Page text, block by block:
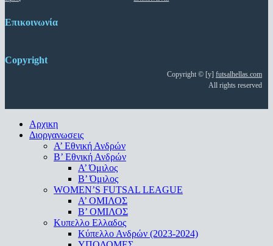
Επικοινωνία
Copyright
Copyright © [y] futsalhellas.com
All rights reserved
Close
Menu
Αρχικη
Διοργανωσεις
Α’ Εθνική Ανδρών
Β’ Εθνική Ανδρών
A’ Όμιλος
Β’ Όμιλος
WOMEN’S FUTSAL LEAGUE
A’ ΟΜΙΛΟΣ
Β’ ΟΜΙΛΟΣ
Κυπελλο Ελλαδος
Κύπελλο Ανδρών (2023-2024)